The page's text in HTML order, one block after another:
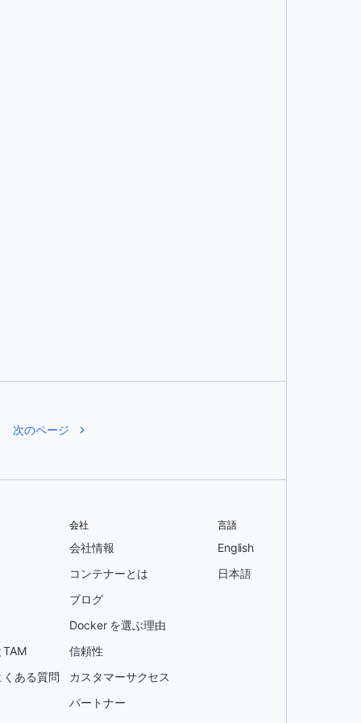
次のページ
TAM
ある質問
会社
会社情報
コンテナーとは
ブログ
Docker を選ぶ理由
信頼性
カスタマーサクセス
パートナー
言語
English
日本語